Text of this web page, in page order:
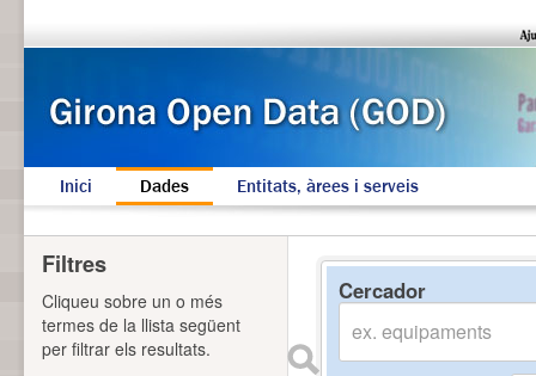
Inici Dades Entitats, àrees i serveis
Cercador
Filtres
Cliqueu sobre un o més
termes de la llista següent
per filtrar els resultats.